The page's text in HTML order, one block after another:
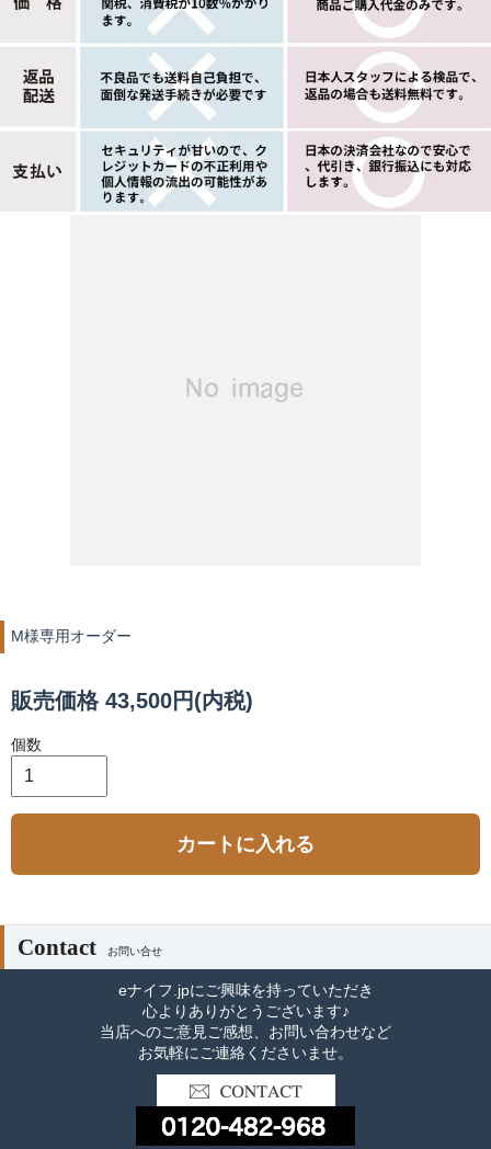
M様専用オーダー
販売価格 43,500円(内税)
個数
カートに入れる
Contact お問い合せ
eナイフ.jpにご興味を持っていただき
心よりありがとうございます♪
当店へのご意見ご感想、お問い合わせなど
お気軽にご連絡くださいませ。